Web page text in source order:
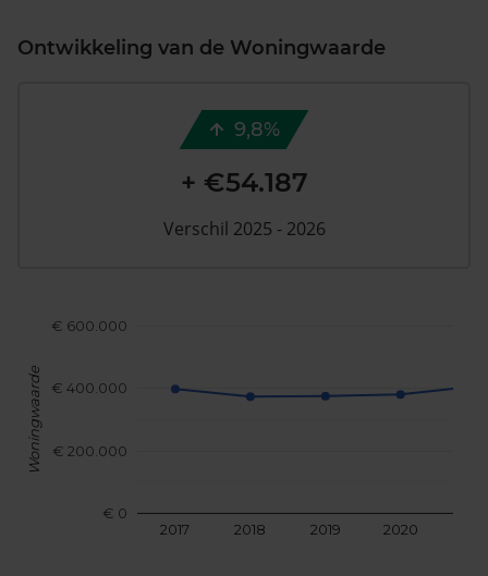
Ontwikkeling van de Woningwaarde
2017 2018 2019 2020
€ 0
€ 200.000
€ 400.000
€ 600.000
Woningwaarde
9,8%
+ €54.187
Verschil 2025 - 2026